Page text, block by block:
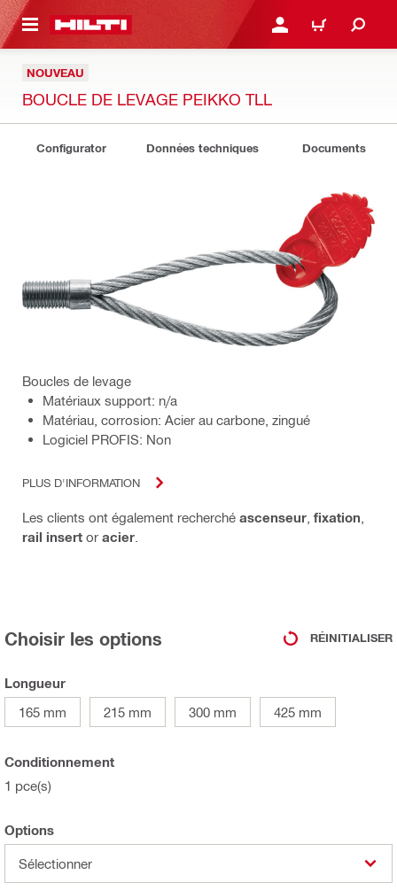
SE CONNECTER OU
PANIER
NOUVEAU
BOUCLE DE LEVAGE PEIKKO TLL
Configurator Données techniques Documents
Boucles de levage
Matériaux support: n/a
Matériau, corrosion: Acier au carbone, zingué
Logiciel PROFIS: Non
PLUS D'INFORMATION
Les clients ont également recherché ascenseur fixation
rail insert or acier
Choisir les options RÉINITIALISER
Longueur
165 mm
215 mm 300 mm 425 mm
Conditionnement
1 pce(s)
Options
Sélectionner